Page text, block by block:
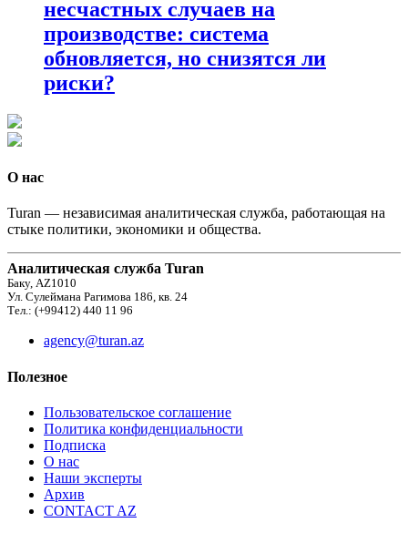
несчастных случаев на
производстве: система
обновляется, но снизятся ли
риски?
О нас
Turan — независимая аналитическая служба, работающая на
стыке политики, экономики и общества.
Аналитическая служба Turan
Баку, AZ1010
Ул. Сулеймана Рагимова 186, кв. 24
Тел.: (+99412) 440 11 96
agency@turan.az
Полезное
Пользовательское соглашение
Политика конфиденциальности
Подписка
О нас
Наши эксперты
Архив
CONTACT AZ